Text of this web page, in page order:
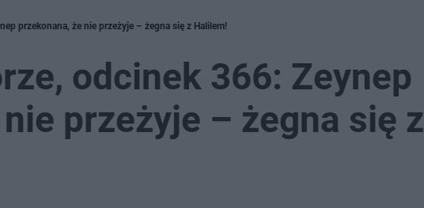
przekonana, że nie przeżyje – żegna się z Halilem!
odcinek 366: Zeynep
przeżyje – żegna się z